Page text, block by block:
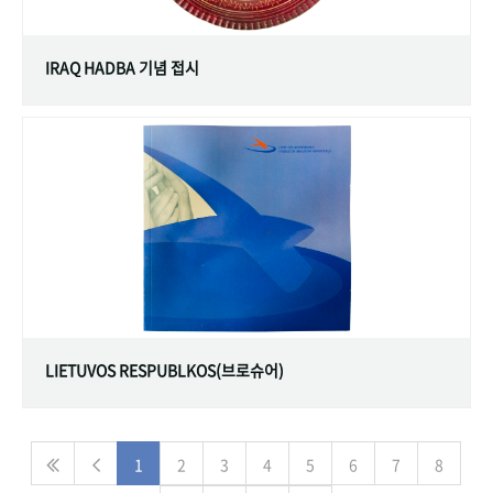
IRAQ HADBA 기념 접시
LIETUVOS RESPUBLKOS(브로슈어)
1 2 3 4 5 6 7 8